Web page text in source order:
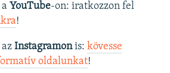
YouTube-on: iratkozzon fel
!
Instagramonis: kövesse
oldalunkat! ​